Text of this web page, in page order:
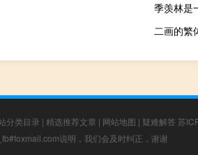
季羡林是
二画的繁
分类目录 | 精选推荐文章 | 网站地图 | 疑难解答 苏
说明，我们会及时纠正，谢谢